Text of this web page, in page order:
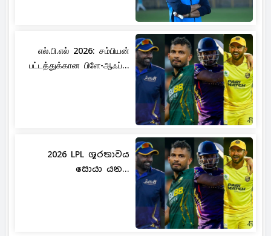
எல்.பி.எல் 2026: சம்பியன்
பட்டத்துக்கான பிளே-ஆஃப்...
2026 LPL ශූරතාවය
සොයා යන...